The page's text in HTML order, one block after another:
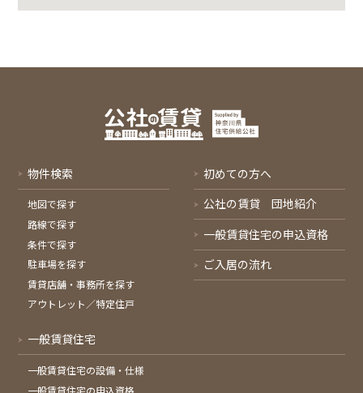
物件検索
地図で探す
路線で探す
条件で探す
駐車場を探す
賃貸店舗・事務所を探す
アウトレット／特定住戸
初めての方へ
公社の賃貸 団地紹介
一般賃貸住宅の申込資格
ご入居の流れ
一般賃貸住宅
一般賃貸住宅の設備・仕様
一般賃貸住宅の申込資格